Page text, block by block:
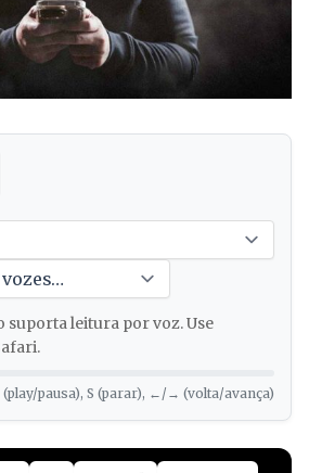
suporta leitura por voz. Use
(play/pausa), S (parar), ←/→ (volta/avança)